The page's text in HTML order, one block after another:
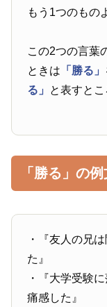
もう1つのもの
この2つの言葉
ときは 「勝る」
る」 と表すとこ
「勝る」の
・『友人の兄
た』
・『大学受験
痛感した』